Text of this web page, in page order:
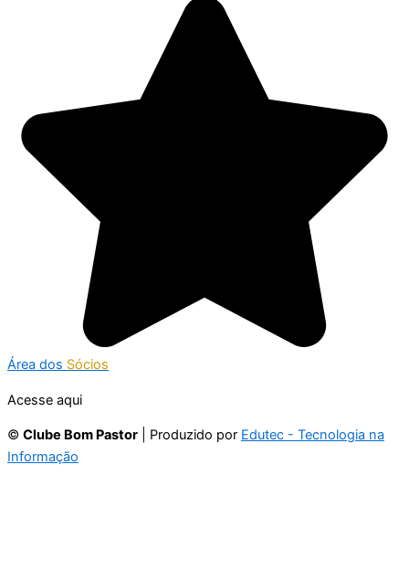
Área dos Sócios
Acesse aqui
© Clube Bom Pastor | Produzido por Edutec - Tecnologia na
Informação